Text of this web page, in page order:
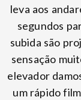
leva aos
segundos
subida são
sensação
elevador
um rápido